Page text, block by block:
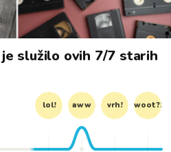
služilo ovih 7/7 starih
lol! aww vrh! woot?!